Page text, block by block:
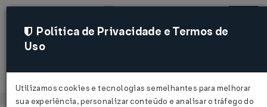
Acessar
Política de Privacidade e Termos de
Uso
Utilizamos cookies e tecnologias semelhantes para melhorar
sua experiência, personalizar conteúdo e analisar o tráfego do